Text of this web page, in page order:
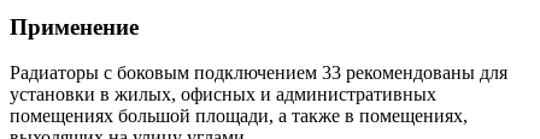
Применение
Радиаторы с боковым подключением 33 рекомендованы для
установки в жилых, офисных и административных
помещениях большой площади, а также в помещениях,